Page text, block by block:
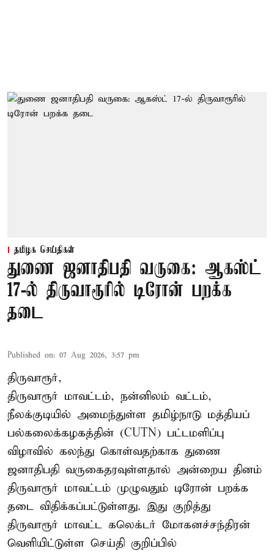
தமிழக செய்திகள்
துணை ஜனாதிபதி வருகை: ஆகஸ்ட்
17-ல் திருவாரூரில் டிரோன் பறக்க
தடை
Published on: 07 Aug 2026, 3:57 pm
திருவாரூர்,
திருவாரூர் மாவட்டம், நன்னிலம் வட்டம்,
நீலக்குடியில் அமைந்துள்ள தமிழ்நாடு மத்தியப்
பல்கலைக்கழகத்தின் (CUTN) பட்டமளிப்பு
விழாவில் கலந்து கொள்வதற்காக துணை
ஜனாதிபதி வருகைதரவுள்ளதால் அன்றைய தினம்
திருவாரூர் மாவட்டம் முழுவதும் டிரோன் பறக்க
தடை விதிக்கப்பட்டுள்ளது. இது குறித்து
திருவாரூர் மாவட்ட கலெக்டர் மோகனச்சந்திரன்
வெளியிட்டுள்ள செய்தி குறிப்பில்